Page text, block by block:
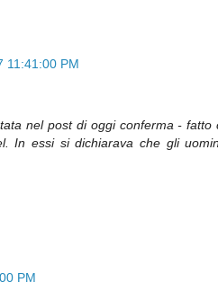
11:41:00 PM
nel post di oggi conferma -
In essi si dichiarava che gli
PM